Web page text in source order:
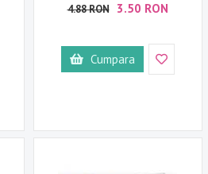
4.88 RON 3.50 RON
Cumpara